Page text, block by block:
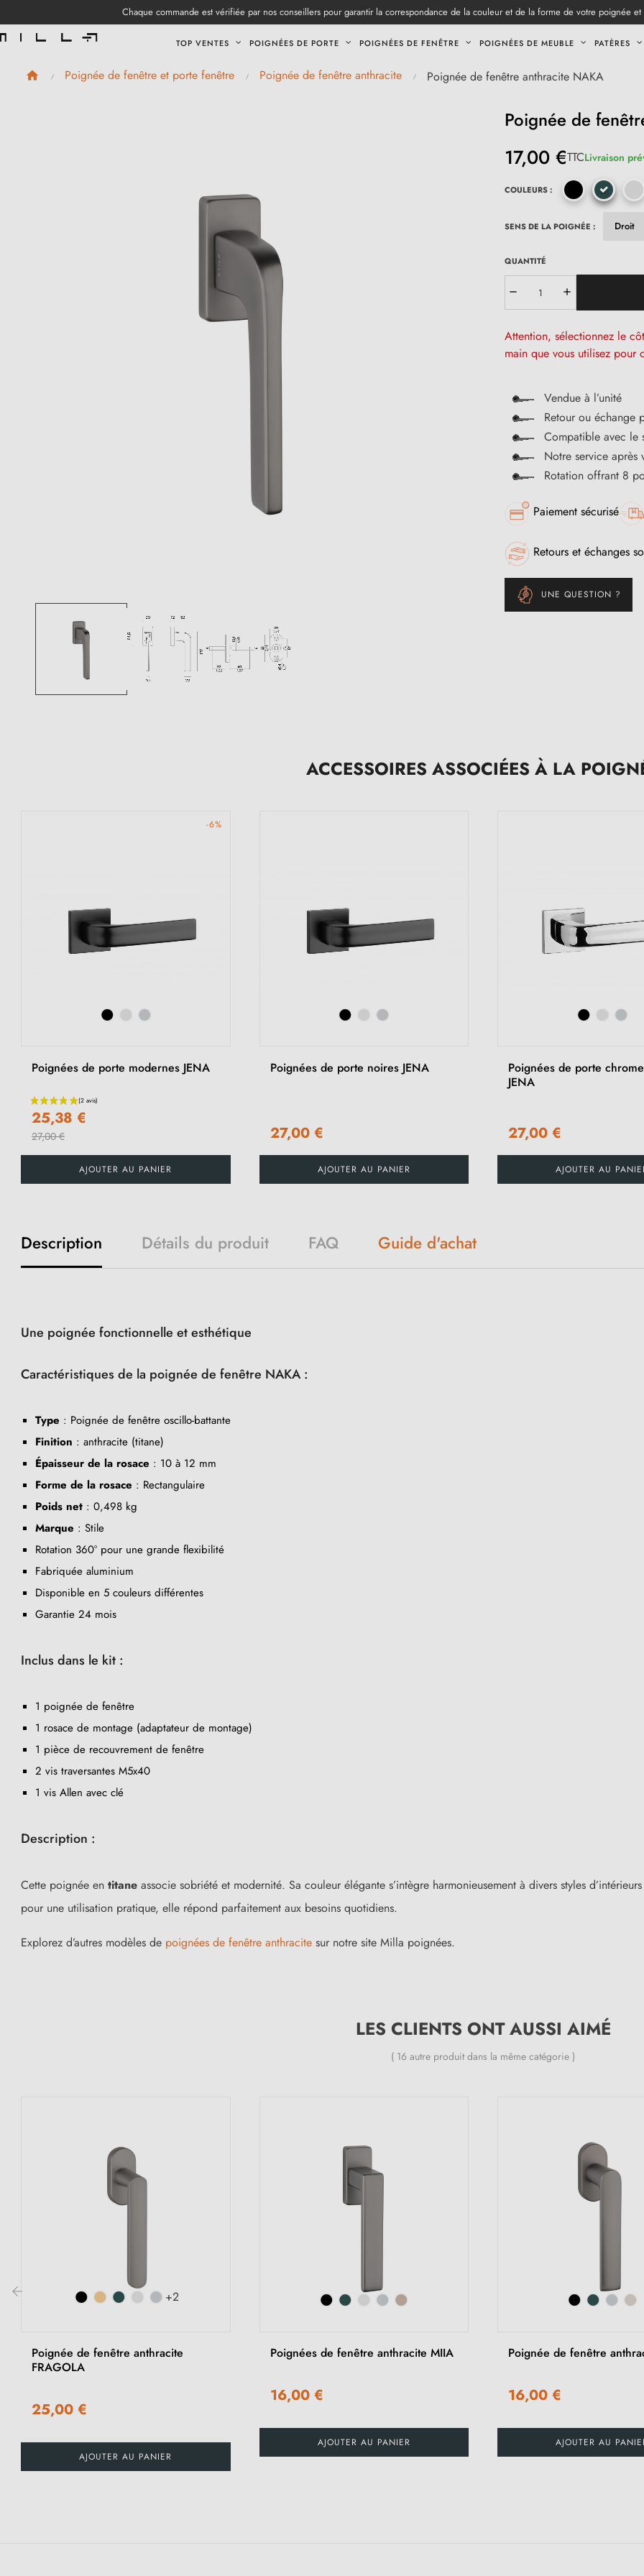
Chaque commande est vérifiée par nos conseillers pour garantir la correspondance de la couleur et de la forme de votre poignée
TOP VENTES POIGNÉES DE PORTE POIGNÉES DE FENÊTRE POIGNÉES DE MEUBLE PATÈRES
Poignée de fenêtre et porte fenêtre Poignée de fenêtre anthracite Poignée de fenêtre anthracite NAKA
Poignée de
17,00 €TTCLivraison
COULEURS :
SENS DE LA POIGNÉE :
QUANTITÉ
Attention, sélectionnez le
main que vous utilisez pour
Vendue à l’unité
Retour ou échange
Compatible avec le
Notre service après
Rotation offrant 8
Paiement sécurisé
Retours et échanges
UNE QUESTION ?
ACCESSOIRES ASSOCIÉES À LA
Poignées de porte modernes JENA
27,00 €
-6%
25,38 €
AJOUTER AU PANIER
Poignées de porte noires JENA
27,00 €
AJOUTER AU PANIER
Poignées de porte
JENA
27,00 €
AJOUTER AU
Description Détails du produit FAQ Guide d'achat
Une poignée fonctionnelle et esthétique
Caractéristiques de la poignée de fenêtre NAKA :
Type : Poignée de fenêtre oscillo-battante
Finition : anthracite (titane)
Épaisseur de la rosace : 10 à 12 mm
Forme de la rosace : Rectangulaire
Poids net : 0,498 kg
Marque : Stile
Rotation 360° pour une grande flexibilité
Fabriquée aluminium
Disponible en 5 couleurs différentes
Garantie 24 mois
Inclus dans le kit :
1 poignée de fenêtre
1 rosace de montage (adaptateur de montage)
1 pièce de recouvrement de fenêtre
2 vis traversantes M5x40
1 vis Allen avec clé
Description :
Cette poignée en titane associe sobriété et modernité. Sa couleur élégante s’intègre harmonieusement à divers styles
pour une utilisation pratique, elle répond parfaitement aux besoins quotidiens.
Explorez d’autres modèles de poignées de fenêtre anthracite sur notre site Milla poignées.
LES CLIENTS ONT AUSSI AIMÉ
( 16 autre produit dans la même catégorie )
+2
Poignée de fenêtre anthracite
FRAGOLA
25,00 €
AJOUTER AU PANIER
Poignées de fenêtre anthracite MIIA
16,00 €
AJOUTER AU PANIER
Poignée de fenêtre
16,00 €
AJOUTER AU